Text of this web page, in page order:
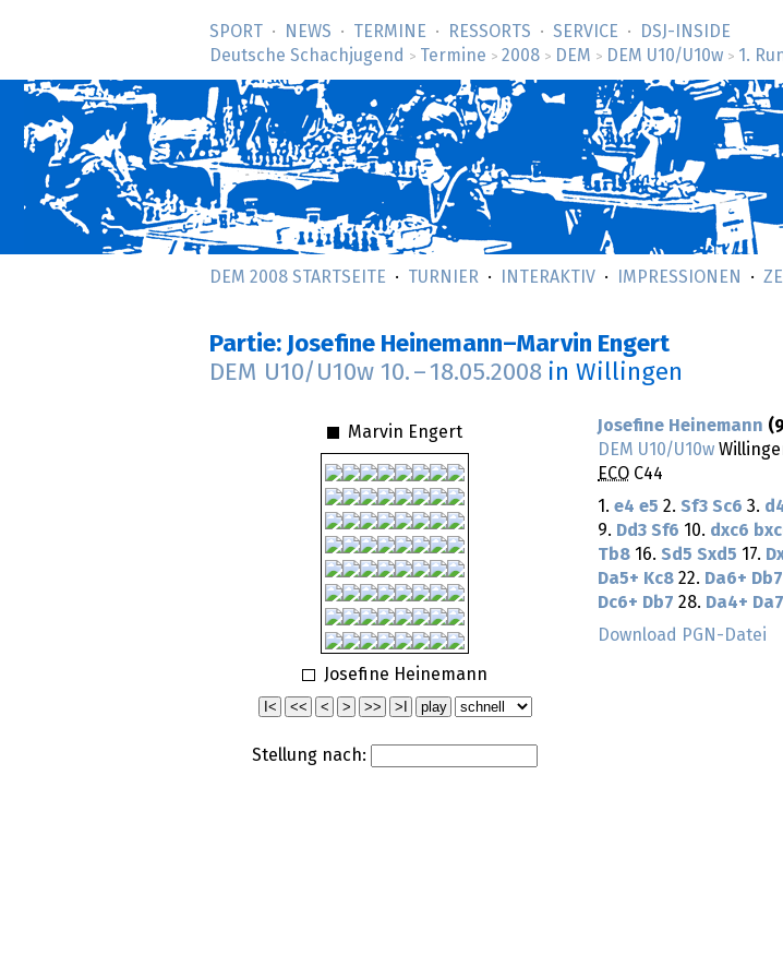
SPORT NEWS TERMINE RESSORTS SERVICE
DSJ-­INSIDE
Deutsche Schachjugend
> Termine > 2008 > DEM > DEM U10/U10w > 1.
DEM 2008 STARTSEITE TURNIER INTERAKTIV IMPRESSIONEN
Partie: Josefine Heinemann–Marvin Engert
DEM U10/U10w 10. – 18.05.2008 in Willingen
Marvin Engert
Josefine Heinemann
Stellung nach:
Josefine Heinemann
DEM U10/U10w
ECO C44
1. e4 e5 2. Sf3 Sc6 3.
9. Dd3 Sf6 10. dxc6
Tb8 16. Sd5 Sxd5 17.
Da5+ Kc8 22. Da6+ Db7
Dc6+ Db7 28. Da4+ Da7
Download PGN-Datei